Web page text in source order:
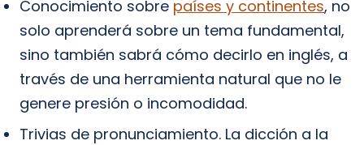
Conocimiento sobre países y continentes, no
solo aprenderá sobre un tema fundamental,
sino también sabrá cómo decirlo en inglés, a
través de una herramienta natural que no le
genere presión o incomodidad.
Trivias de pronunciamiento. La dicción a la